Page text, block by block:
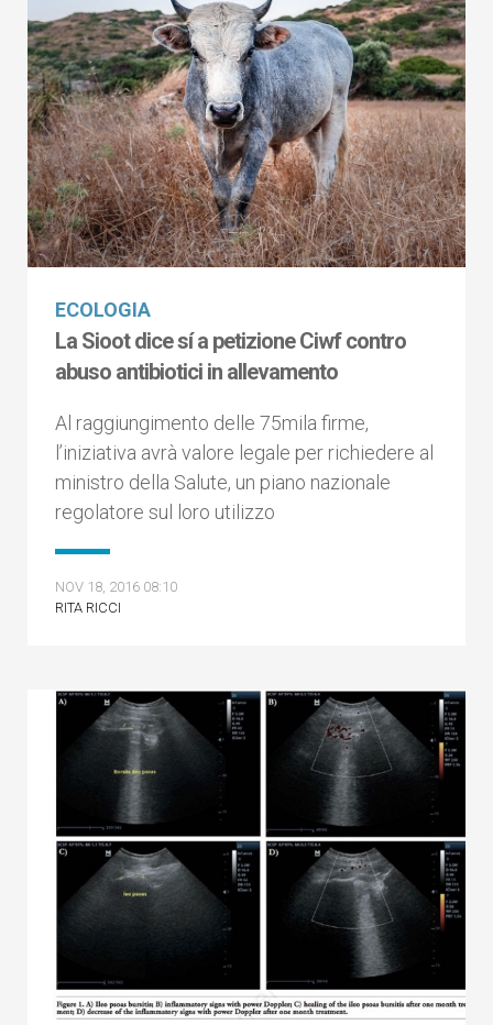
ECOLOGIA
La Sioot dice sí a petizione Ciwf contro
abuso antibiotici in allevamento
Al raggiungimento delle 75mila firme,
l’iniziativa avrà valore legale per richiedere al
ministro della Salute, un piano nazionale
regolatore sul loro utilizzo
NOV 18, 2016 08:10
RITA RICCI